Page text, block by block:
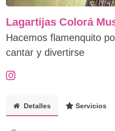
Lagartijas Colorá
Hacemos flamenquito
cantar y divertirse
Detalles Servicios